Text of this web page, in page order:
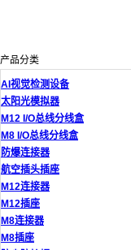
产品分类
AI视觉检测设备
太阳光模拟器
M12 I/O总线分线盒
M8 I/O总线分线盒
防爆连接器
航空插头插座
M12连接器
M12插座
M8连接器
M8插座